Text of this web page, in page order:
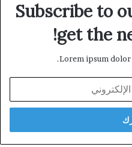
Subscribe to
get the
Lorem ipsum